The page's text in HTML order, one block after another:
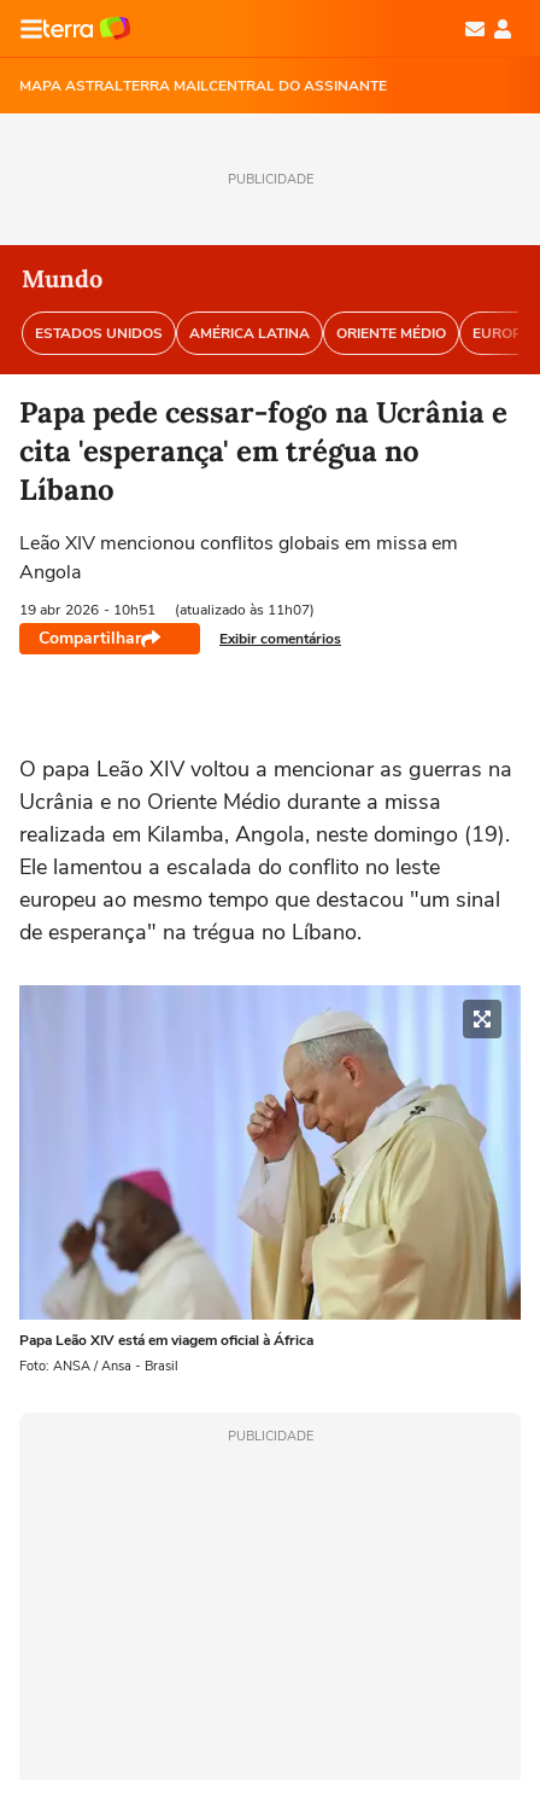
MAPA ASTRALTERRA MAILCENTRAL DO ASSINANTE
PUBLICIDADE
Mundo
ESTADOS UNIDOS AMÉRICA LATINA ORIENTE MÉDIO EUROPA
Papa pede cessar-fogo na Ucrânia e
cita 'esperança' em trégua no
Líbano
Leão XIV mencionou conflitos globais em missa em
Angola
19 abr 2026 - 10h51 (atualizado às 11h07)
Compartilhar Exibir comentários
O papa Leão XIV voltou a mencionar as guerras na
Ucrânia e no Oriente Médio durante a missa
realizada em Kilamba, Angola, neste domingo (19).
Ele lamentou a escalada do conflito no leste
europeu ao mesmo tempo que destacou "um sinal
de esperança" na trégua no Líbano.
Papa Leão XIV está em viagem oficial à África
Foto: ANSA / Ansa - Brasil
PUBLICIDADE